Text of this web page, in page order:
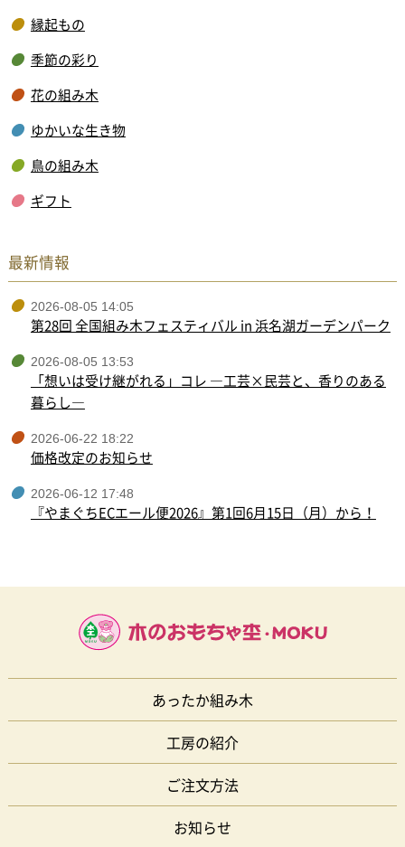
縁起もの
季節の彩り
花の組み木
ゆかいな生き物
鳥の組み木
ギフト
最新情報
2026-08-05 14:05
第28回 全国組み木フェスティバル in 浜名湖ガーデンパーク
2026-08-05 13:53
「想いは受け継がれる」コレ ―工芸×民芸と、香りのある
暮らし―
2026-06-22 18:22
価格改定のお知らせ
2026-06-12 17:48
『やまぐちECエール便2026』第1回6月15日（月）から！
あったか組み木
工房の紹介
ご注文方法
お知らせ